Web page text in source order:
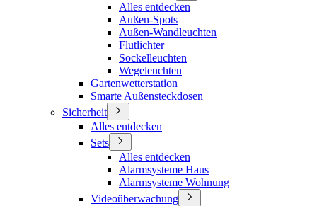
Alles entdecken
Außen-Spots
Außen-Wandleuchten
Flutlichter
Sockelleuchten
Wegeleuchten
Gartenwetterstation
Smarte Außensteckdosen
Sicherheit
Alles entdecken
Sets
Alles entdecken
Alarmsysteme Haus
Alarmsysteme Wohnung
Videoüberwachung